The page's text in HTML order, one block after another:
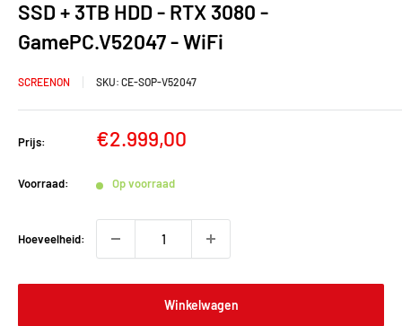
SSD + 3TB HDD - RTX 3080 -
GamePC.V52047 - WiFi
SCREENON SKU: CE-SOP-V52047
Prijs: Verkoopprijs
€2.999,00
Voorraad: Op voorraad
Hoeveelheid:
Winkelwagen